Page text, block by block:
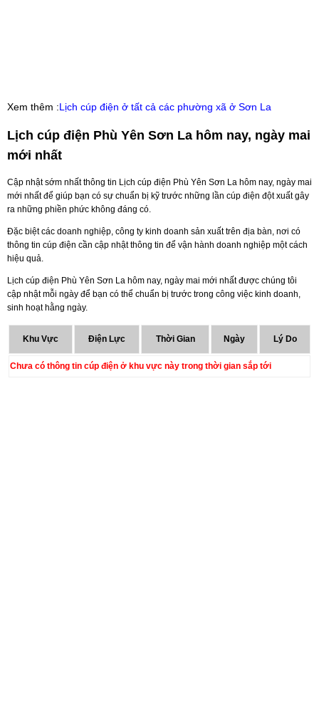
Xem thêm :Lịch cúp điện ở tất cả các phường xã ở Sơn La
Lịch cúp điện Phù Yên Sơn La hôm nay, ngày mai
mới nhất
Cập nhật sớm nhất thông tin Lịch cúp điện Phù Yên Sơn La hôm nay, ngày mai
mới nhất để giúp bạn có sự chuẩn bị kỹ trước những lần cúp điện đột xuất gây
ra những phiền phức không đáng có.
Đặc biệt các doanh nghiệp, công ty kinh doanh sản xuất trên địa bàn, nơi có
thông tin cúp điện cần cập nhật thông tin để vận hành doanh nghiệp một cách
hiệu quả.
Lịch cúp điện Phù Yên Sơn La hôm nay, ngày mai mới nhất được chúng tôi
cập nhật mỗi ngày để bạn có thể chuẩn bị trước trong công việc kinh doanh,
sinh hoạt hằng ngày.
Khu Vực Điện Lực Thời Gian Ngày Lý Do
Chưa có thông tin cúp điện ở khu vực này trong thời gian sắp tới